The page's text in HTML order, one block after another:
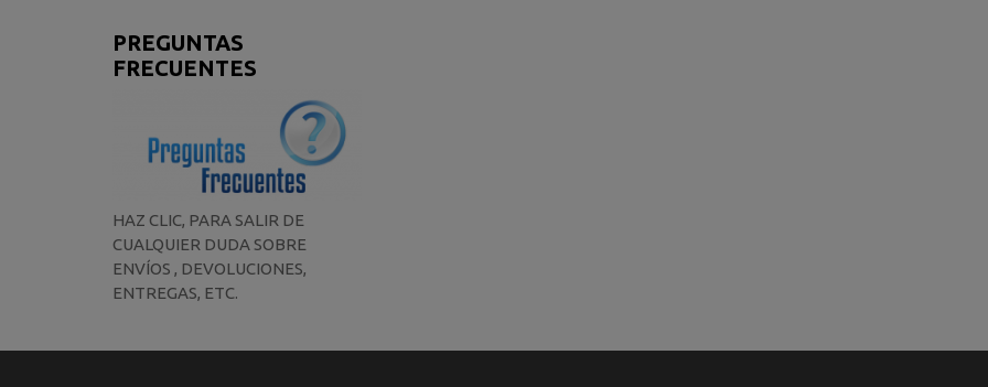
PREGUNTAS
FRECUENTES
HAZ CLIC, PARA SALIR DE
CUALQUIER DUDA SOBRE
ENVÍOS , DEVOLUCIONES,
ENTREGAS, ETC.